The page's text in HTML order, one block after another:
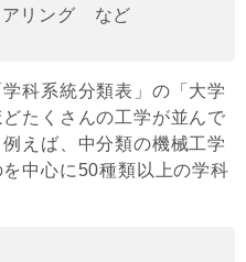
アリング など
科系統分類表」の「大学
たくさんの工学が並んで
えば、中分類の機械工学
中心に50種類以上の学科